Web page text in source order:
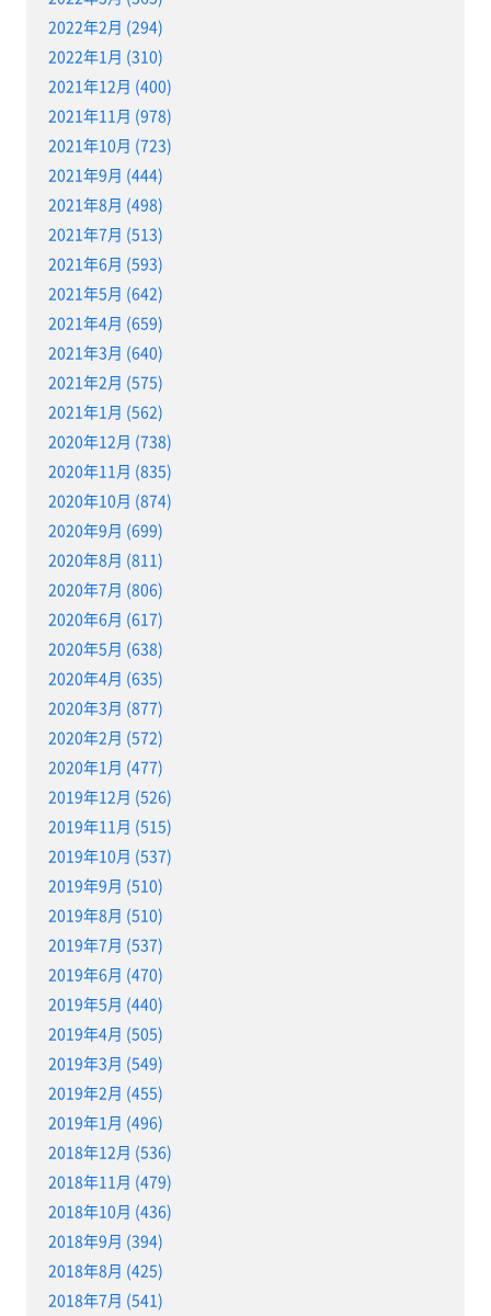
2022年2月 (294)
2022年1月 (310)
2021年12月 (400)
2021年11月 (978)
2021年10月 (723)
2021年9月 (444)
2021年8月 (498)
2021年7月 (513)
2021年6月 (593)
2021年5月 (642)
2021年4月 (659)
2021年3月 (640)
2021年2月 (575)
2021年1月 (562)
2020年12月 (738)
2020年11月 (835)
2020年10月 (874)
2020年9月 (699)
2020年8月 (811)
2020年7月 (806)
2020年6月 (617)
2020年5月 (638)
2020年4月 (635)
2020年3月 (877)
2020年2月 (572)
2020年1月 (477)
2019年12月 (526)
2019年11月 (515)
2019年10月 (537)
2019年9月 (510)
2019年8月 (510)
2019年7月 (537)
2019年6月 (470)
2019年5月 (440)
2019年4月 (505)
2019年3月 (549)
2019年2月 (455)
2019年1月 (496)
2018年12月 (536)
2018年11月 (479)
2018年10月 (436)
2018年9月 (394)
2018年8月 (425)
2018年7月 (541)